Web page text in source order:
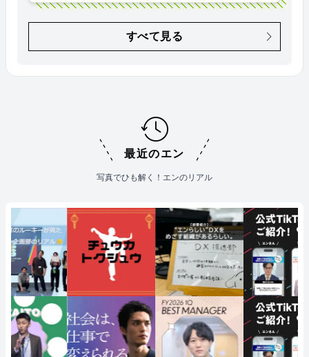
すべて見る
最近のエン
写真でひも解く！エンのリアル